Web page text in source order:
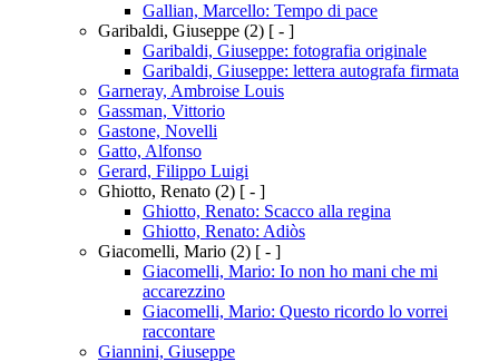
Gallian, Marcello: Tempo di pace
Garibaldi, Giuseppe (2) [ - ]
Garibaldi, Giuseppe: fotografia originale
Garibaldi, Giuseppe: lettera autografa firmata
Garneray, Ambroise Louis
Gassman, Vittorio
Gastone, Novelli
Gatto, Alfonso
Gerard, Filippo Luigi
Ghiotto, Renato (2) [ - ]
Ghiotto, Renato: Scacco alla regina
Ghiotto, Renato: Adiòs
Giacomelli, Mario (2) [ - ]
Giacomelli, Mario: Io non ho mani che mi
accarezzino
Giacomelli, Mario: Questo ricordo lo vorrei
raccontare
Giannini, Giuseppe